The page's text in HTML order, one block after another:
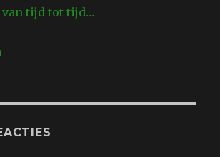
van tijd tot tijd…